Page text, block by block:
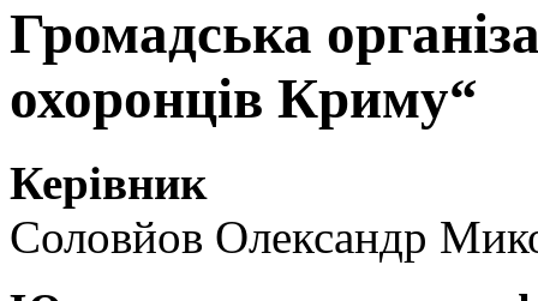
Громадська
охоронців Криму“
Керівник
Соловйов Олександр